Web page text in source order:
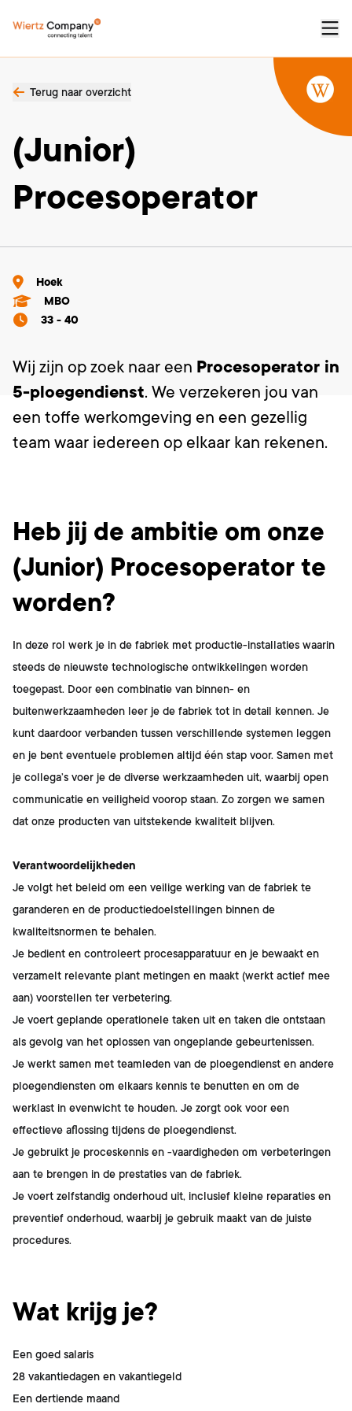
Terug naar overzicht
(Junior)
Procesoperator
Hoek
MBO
33 - 40
Wij zijn op zoek naar een Procesoperator in
5-ploegendienst. We verzekeren jou van
een toffe werkomgeving en een gezellig
team waar iedereen op elkaar kan rekenen.
Wat ga je doen?
Heb jij de ambitie om onze
(Junior) Procesoperator te
worden?
In deze rol werk je in de fabriek met productie-installaties waarin
steeds de nieuwste technologische ontwikkelingen worden
toegepast. Door een combinatie van binnen- en
buitenwerkzaamheden leer je de fabriek tot in detail kennen. Je
kunt daardoor verbanden tussen verschillende systemen leggen
en je bent eventuele problemen altijd één stap voor. Samen met
je collega’s voer je de diverse werkzaamheden uit, waarbij open
communicatie en veiligheid voorop staan. Zo zorgen we samen
dat onze producten van uitstekende kwaliteit blijven.
Verantwoordelijkheden
Je volgt het beleid om een veilige werking van de fabriek te
garanderen en de productiedoelstellingen binnen de
kwaliteitsnormen te behalen.
Je bedient en controleert procesapparatuur en je bewaakt en
verzamelt relevante plant metingen en maakt (werkt actief mee
aan) voorstellen ter verbetering.
Je voert geplande operationele taken uit en taken die ontstaan
als gevolg van het oplossen van ongeplande gebeurtenissen.
Je werkt samen met teamleden van de ploegendienst en andere
ploegendiensten om elkaars kennis te benutten en om de
werklast in evenwicht te houden. Je zorgt ook voor een
effectieve aflossing tijdens de ploegendienst.
Je gebruikt je proceskennis en -vaardigheden om verbeteringen
aan te brengen in de prestaties van de fabriek.
Je voert zelfstandig onderhoud uit, inclusief kleine reparaties en
preventief onderhoud, waarbij je gebruik maakt van de juiste
procedures.
Wat krijg je?
Een goed salaris
28 vakantiedagen en vakantiegeld
Een dertiende maand